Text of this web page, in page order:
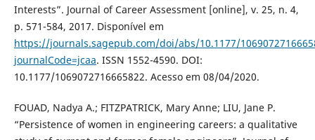
Interests”. Journal of Career Assessment [online], v. 25, n. 4,
p. 571-584, 2017. Disponível em
https://journals.sagepub.com/doi/abs/10.1177/
journalCode=jcaa. ISSN 1552-4590. DOI:
10.1177/1069072716665822. Acesso em 08/04/2020.
FOUAD, Nadya A.; FITZPATRICK, Mary Anne; LIU, Jane P.
“Persistence of women in engineering careers: a qualitative